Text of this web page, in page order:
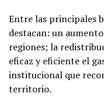
Entre las principales
destacan: un
regiones; la
eficaz y eficiente el
institucional que
territorio.